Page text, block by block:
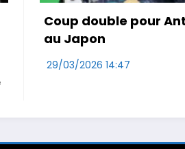
Le Maroc accroché
première de Mo
29/03/2026 10:47